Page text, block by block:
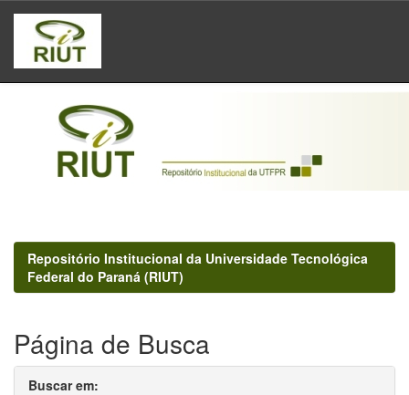
Skip
navigation
Repositório Institucional da Universidade Tecnológica
Federal do Paraná (RIUT)
Página de Busca
Buscar em: